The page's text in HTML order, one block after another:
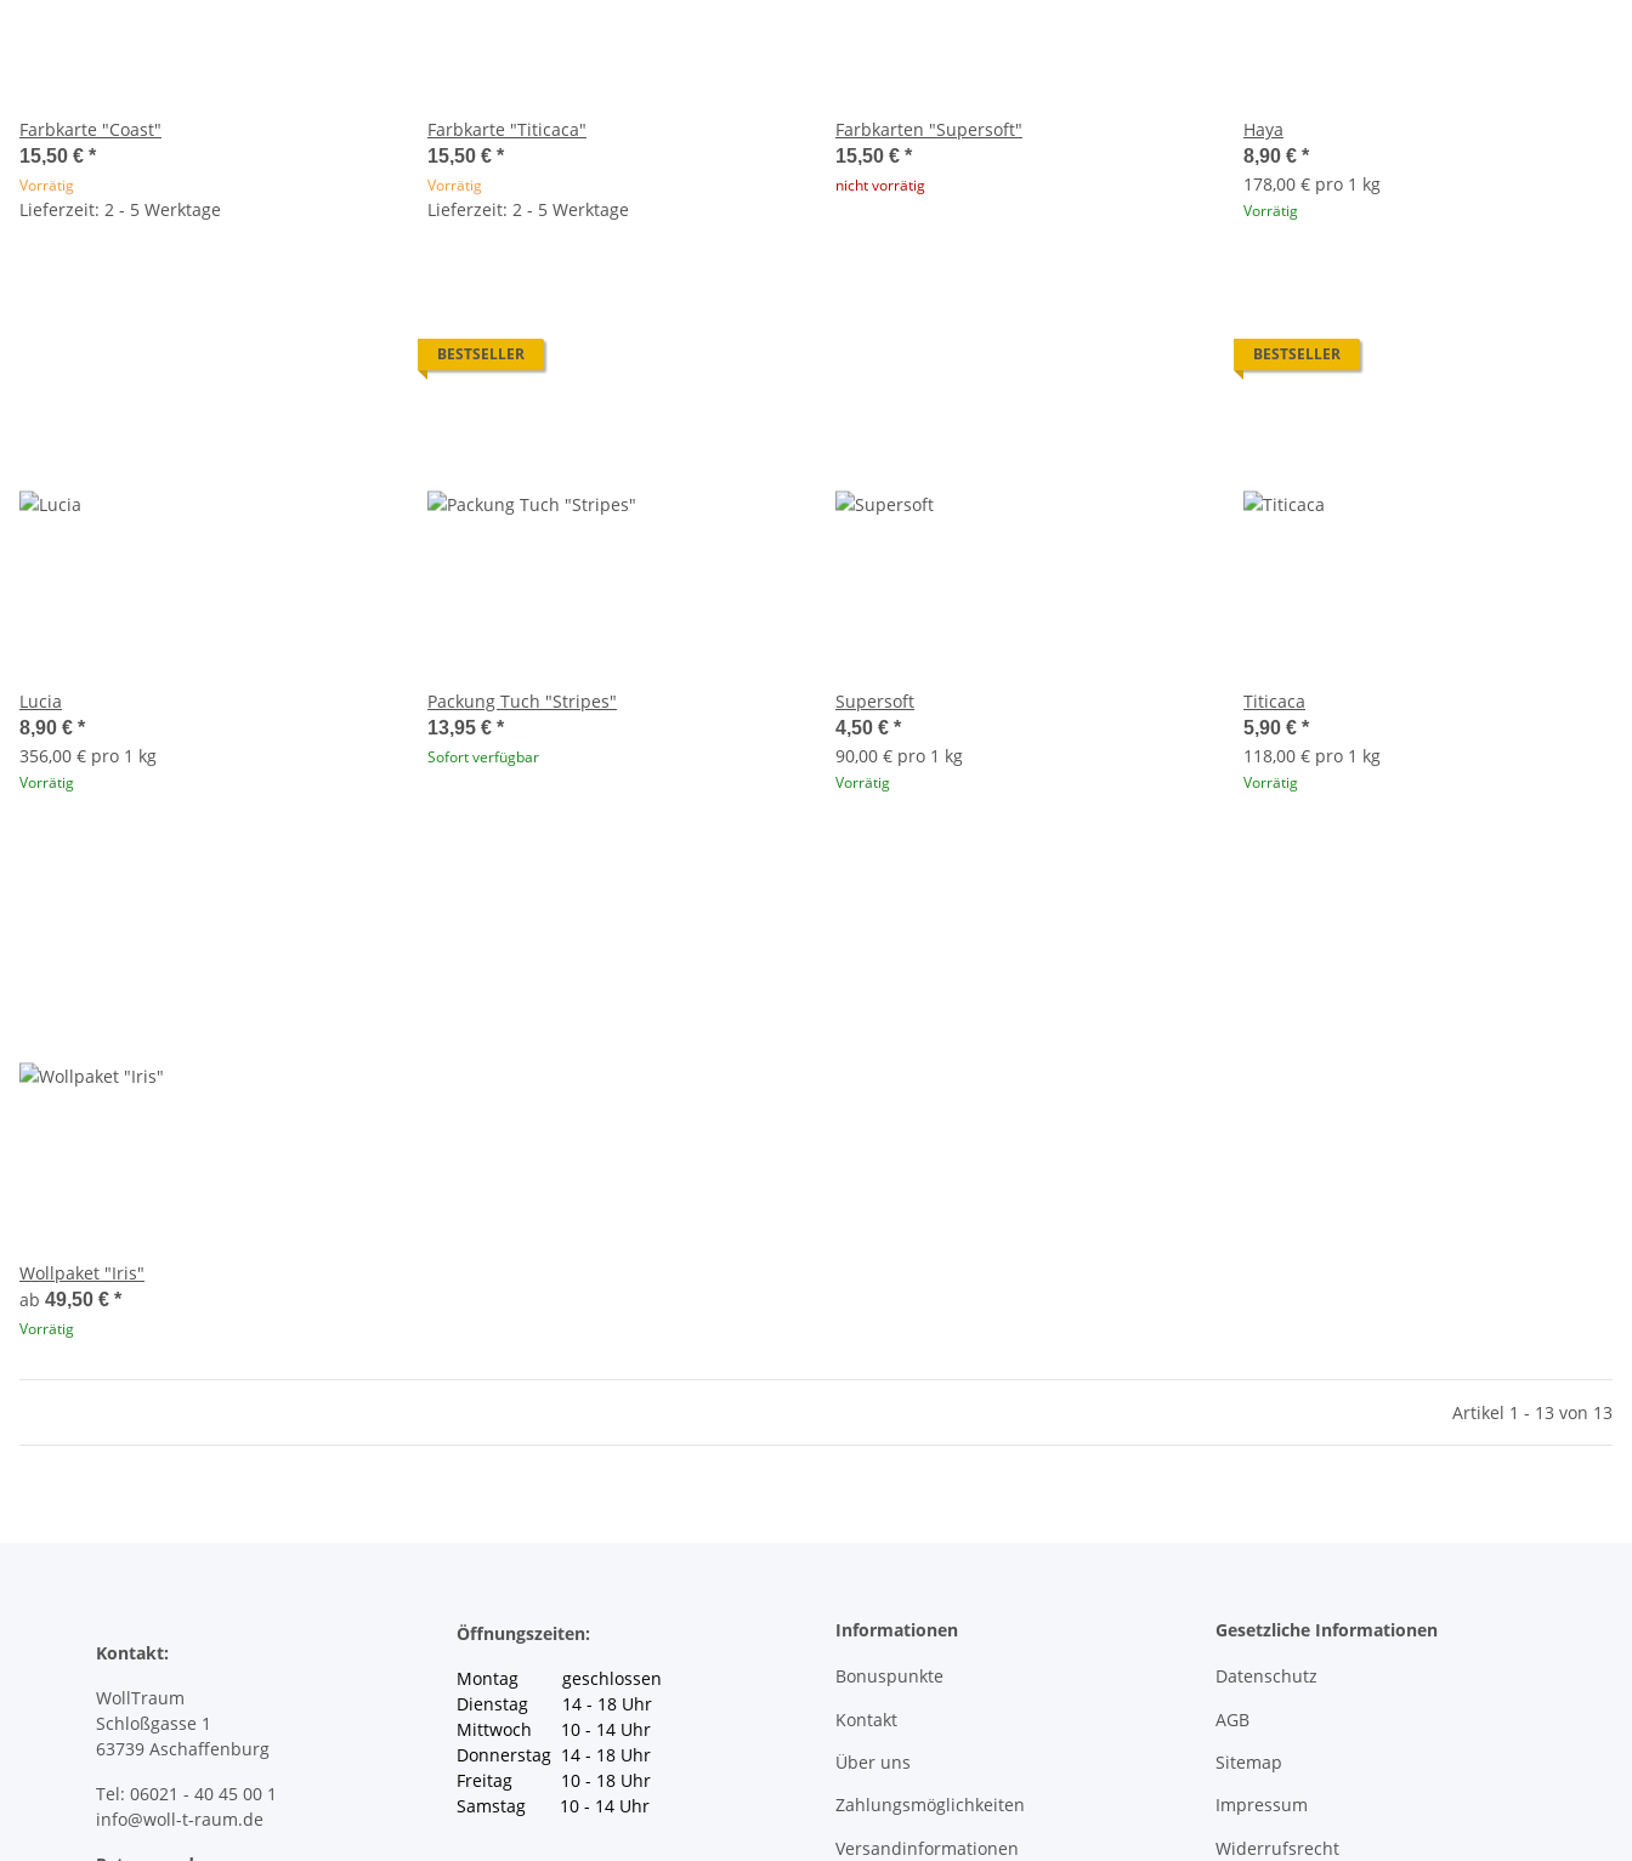
Farbkarte "Coast"
15,50 € *
Vorrätig
Lieferzeit: 2 - 5 Werktage
Farbkarte "Titicaca"
15,50 € *
Vorrätig
Lieferzeit: 2 - 5 Werktage
Farbkarten "Supersoft"
15,50 € *
nicht vorrätig
Haya
8,90 € *
178,00 € pro 1 kg
Vorrätig
Lucia
8,90 € *
356,00 € pro 1 kg
Vorrätig
BESTSELLER
Packung Tuch "Stripes"
13,95 € *
Sofort verfügbar
Supersoft
4,50 € *
90,00 € pro 1 kg
Vorrätig
BESTSELLER
Titicaca
5,90 € *
118,00 € pro 1 kg
Vorrätig
Wollpaket "Iris"
ab 49,50 € *
Vorrätig
Artikel 1 - 13 von 13
Kontakt:
WollTraum
Schloßgasse 1
63739 Aschaffenburg
Tel: 06021 - 40 45 00 1
info@woll-t-raum.de
Öffnungszeiten:
Montag geschlossen
Dienstag 14 - 18 Uhr
Mittwoch 10 - 14 Uhr
Donnerstag 14 - 18 Uhr
Freitag 10 - 18 Uhr
Samstag 10 - 14 Uhr
Informationen
Bonuspunkte
Kontakt
Über uns
Zahlungsmöglichkeiten
Versandinformationen
Gesetzliche Informationen
Datenschutz
AGB
Sitemap
Impressum
Widerrufsrecht